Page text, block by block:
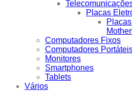
Placas
Computadores Fixos
Computadores
Monitores
Smartphones
Tablets
Vários